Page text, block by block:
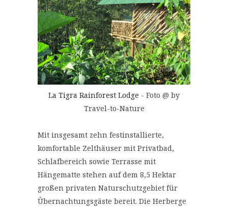
La Tigra Rainforest Lodge - Foto @ by
Travel-to-Nature
Mit insgesamt zehn festinstallierte,
komfortable Zelthäuser mit Privatbad,
Schlafbereich sowie Terrasse mit
Hängematte stehen auf dem 8,5 Hektar
großen privaten Naturschutzgebiet für
Übernachtungsgäste bereit. Die Herberge